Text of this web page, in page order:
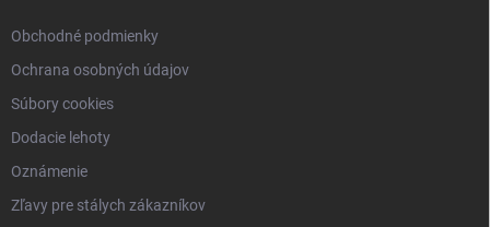
Obchodné podmienky
Ochrana osobných údajov
Súbory cookies
Dodacie lehoty
Oznámenie
Zľavy pre stálych zákazníkov